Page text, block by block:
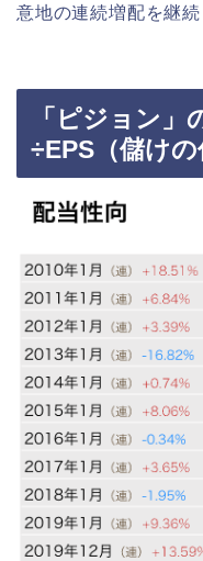
意地の連続増配を継続
「ピジョン」
÷EPS（儲けの
カ